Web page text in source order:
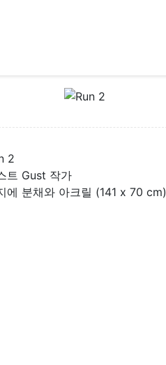
2
트 Gust 작가
에 분채와 아크릴 (141 x 70 cm)